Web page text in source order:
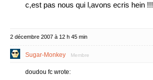
c,est pas nous qui l,avons ecris hein !!!
2 décembre 2007 à 12 h 45 min
Sugar-Monkey Membre
doudou fc wrote: